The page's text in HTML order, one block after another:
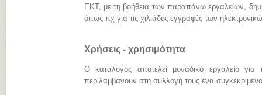
ΕΚΤ, με τη βοήθεια των παραπάνω εργαλείων,
όπως πχ για τις χιλιάδες εγγραφές των
Χρήσεις - χρησιμότητα
Ο κατάλογος αποτελεί μοναδικό εργαλείο
περιλαμβάνουν στη συλλογή τους ένα